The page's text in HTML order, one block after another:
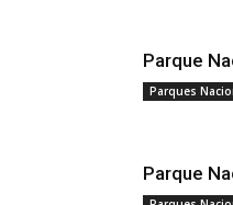
Parque
Parques
Parque